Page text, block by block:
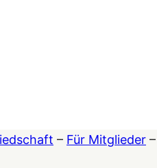
– Für Mitglieder –